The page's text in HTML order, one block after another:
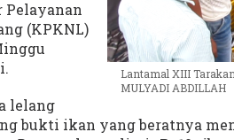
Lantamal XIII
MULYADI ABDILLAH
(KPKNL)
lelang
bukti ikan yang beratnya